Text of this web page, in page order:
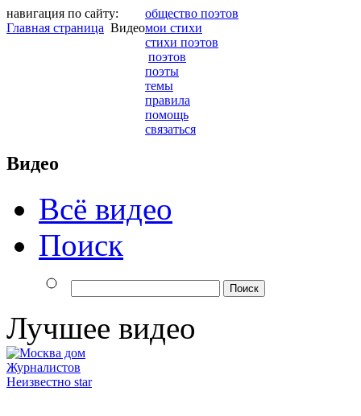
навигация по сайту:
Главная страница Видео
общество поэтов
мои стихи
стихи поэтов
поэтов
поэты
темы
правила
помощь
связаться
Видео
Всё видео
Поиск
Лучшее видео
Неизвестно star